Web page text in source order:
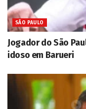
SÃO PAULO
Jogador do São
idoso em Barueri